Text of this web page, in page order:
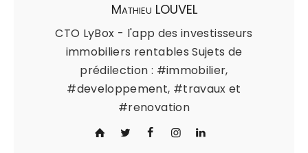
Mathieu LOUVEL
CTO LyBox - l'app des investisseurs
immobiliers rentables Sujets de
prédilection : #immobilier,
#developpement, #travaux et
#renovation